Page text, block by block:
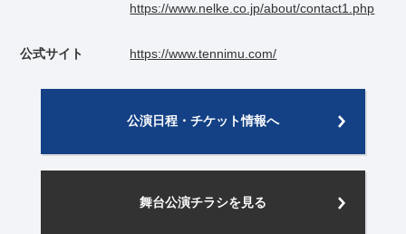
https://www.nelke.co.jp/about/contact1.php
公式サイト https://www.tennimu.com/
公演日程・チケット情報へ
舞台公演チラシを見る